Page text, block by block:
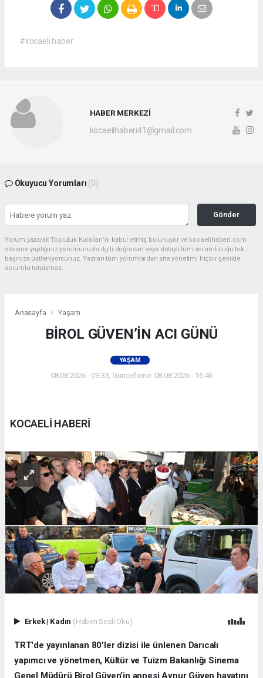
#kocaeli haber
HABER MERKEZİ
kocaelihaberi41@gmail.com
Okuyucu Yorumları (0)
Gönder
Yorum yazarak Topluluk Kuralları’nı kabul etmiş bulunuyor ve kocaelihaberi.com
sitesine yaptığınız yorumunuzla ilgili doğrudan veya dolaylı tüm sorumluluğu tek
başınıza üstleniyorsunuz. Yazılan tüm yorumlardan site yönetimi hiçbir şekilde
sorumlu tutulamaz.
Anasayfa Yaşam
BİROL GÜVEN’İN ACI GÜNÜ
YAŞAM
08.08.2026 - 09:33, Güncelleme: 08.08.2026 - 16:46
KOCAELİ HABERİ
Erkek| Kadın (Haberi Sesli Oku)
TRT'de yayınlanan 80'ler dizisi ile ünlenen Darıcalı
yapımcı ve yönetmen, Kültür ve Tuizm Bakanlığı Sinema
Genel Müdürü Birol Güven’in annesi Aynur Güven hayatını